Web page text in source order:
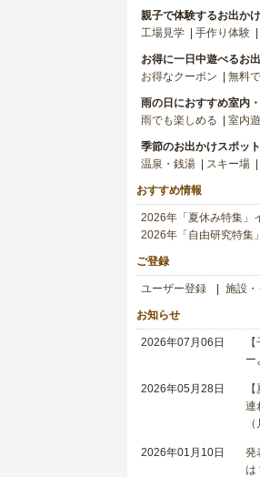
親子で体験するお出か
工場見学
手作り体験
お得に一日中遊べるお
お得なクーポン
無料
雨の日におすすめ室内
雨でも楽しめる
室内
季節のお出かけスポット
温泉・銭湯
スキー場
おすすめ情報
2026年「夏休み特集」
2026年「自由研究特集
ご登録
ユーザー登録 施設
お知らせ
2026年07月06日
ー
2026年05月28日
連
2026年01月10日
発
は